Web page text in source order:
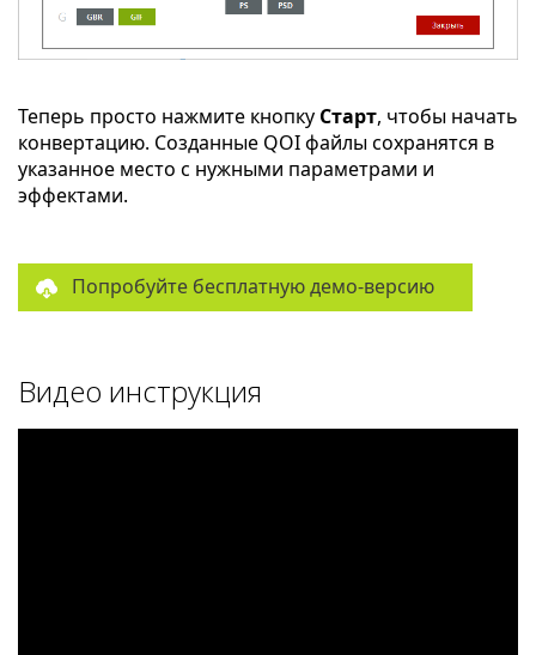
Теперь просто нажмите кнопку Старт, чтобы начать
конвертацию. Созданные QOI файлы сохранятся в
указанное место с нужными параметрами и
эффектами.
Попробуйте бесплатную демо-версию
Видео инструкция